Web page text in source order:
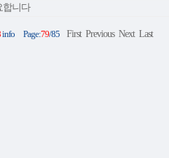
합니다
info Page:79/85 First Previous Next Last